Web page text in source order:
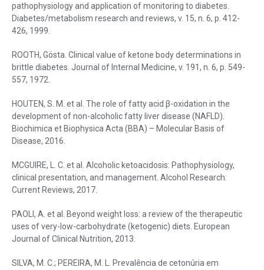
pathophysiology and application of monitoring to diabetes.
Diabetes/metabolism research and reviews, v. 15, n. 6, p. 412-
426, 1999.
ROOTH, Gösta. Clinical value of ketone body determinations in
brittle diabetes. Journal of Internal Medicine, v. 191, n. 6, p. 549-
557, 1972.
HOUTEN, S. M. et al. The role of fatty acid β-oxidation in the
development of non-alcoholic fatty liver disease (NAFLD).
Biochimica et Biophysica Acta (BBA) – Molecular Basis of
Disease, 2016.
MCGUIRE, L. C. et al. Alcoholic ketoacidosis: Pathophysiology,
clinical presentation, and management. Alcohol Research:
Current Reviews, 2017.
PAOLI, A. et al. Beyond weight loss: a review of the therapeutic
uses of very-low-carbohydrate (ketogenic) diets. European
Journal of Clinical Nutrition, 2013.
SILVA, M. C.; PEREIRA, M. L. Prevalência de cetonúria em